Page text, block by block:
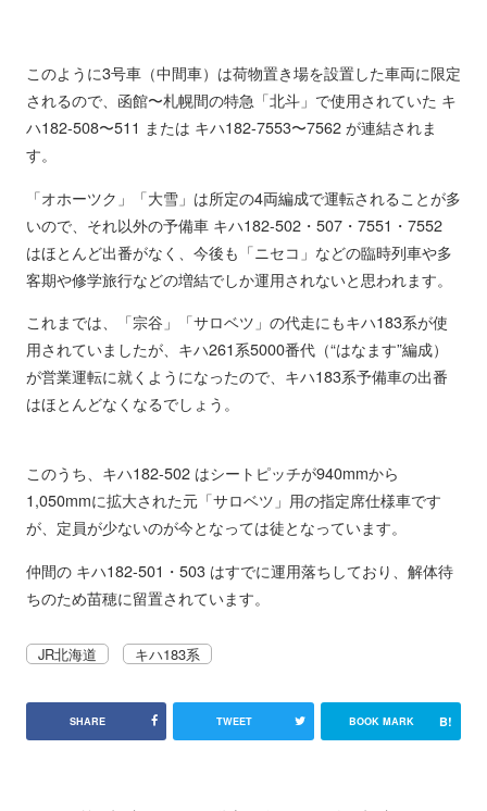
このように3号車（中間車）は荷物置き場を設置した車両に限定
されるので、函館〜札幌間の特急「北斗」で使用されていた キ
ハ182-508〜511 または キハ182-7553〜7562 が連結されま
す。
「オホーツク」「大雪」は所定の4両編成で運転されることが多
いので、それ以外の予備車 キハ182-502・507・7551・7552
はほとんど出番がなく、今後も「ニセコ」などの臨時列車や多
客期や修学旅行などの増結でしか運用されないと思われます。
これまでは、「宗谷」「サロベツ」の代走にもキハ183系が使
用されていましたが、キハ261系5000番代（“はなます”編成）
が営業運転に就くようになったので、キハ183系予備車の出番
はほとんどなくなるでしょう。
このうち、キハ182-502 はシートピッチが940mmから
1,050mmに拡大された元「サロベツ」用の指定席仕様車です
が、定員が少ないのが今となっては徒となっています。
仲間の キハ182-501・503 はすでに運用落ちしており、解体待
ちのため苗穂に留置されています。
JR北海道 キハ183系
SHARE TWEET BOOK MARK B!